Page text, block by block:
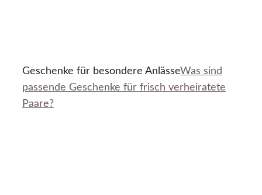
Geschenke für besondere AnlässeWas sind
passende Geschenke für frisch verheiratete
Paare?